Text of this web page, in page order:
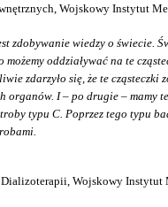
Wojskowy Instytut
zdobywanie wiedzy o
oddziaływać na te
zdarzyło się, że te
I – po drugie – mamy
typu C. Poprzez tego typu
Wojskowy Instytut